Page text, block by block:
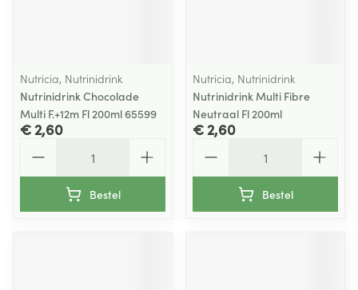
Nutricia, Nutrinidrink
Nutrinidrink Chocolade
Multi F.+12m Fl 200ml 65599
€ 2,60
Bestel
Nutricia, Nutrinidrink
Nutrinidrink Multi Fibre
Neutraal Fl 200ml
€ 2,60
Bestel